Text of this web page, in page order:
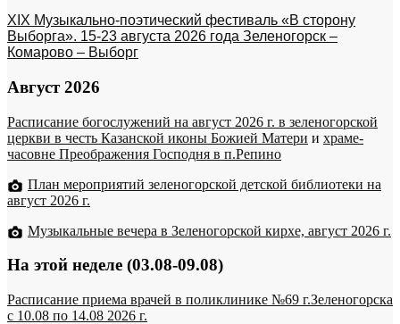
XIX Музыкально-поэтический фестиваль «В сторону
Выборга». 15-23 августа 2026 года Зеленогорск –
Комарово – Выборг
Август 2026
Расписание богослужений на август 2026 г. в зеленогорской
церкви в честь Казанской иконы Божией Матери и храме-
часовне Преображения Господня в п.Репино
План мероприятий зеленогорской детской библиотеки на
август 2026 г.
Музыкальные вечера в Зеленогорской кирхе, август 2026 г.
На этой неделе (03.08-09.08)
Расписание приема врачей в поликлинике №69 г.Зеленогорска
c 10.08 по 14.08 2026 г.